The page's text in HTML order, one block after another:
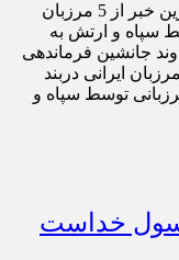
جانشین فرماندهی مرزبانی ناجا خبر داد آخرین خبر از 5 مرزبان
سپاه و ارتش به
جانشین فرماندهی
مرزبانی ناجا ضمن تشریح آخرین اخبار از 5 مرزبان ایرانی دربند
توسط سپاه و
رسول خداست